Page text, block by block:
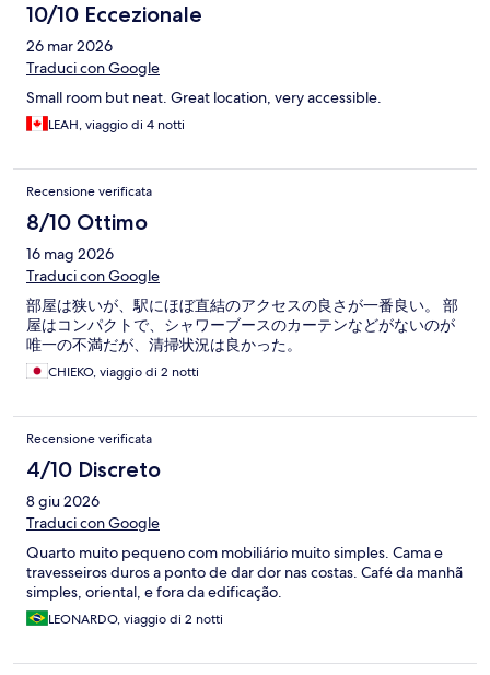
10/10 Eccezionale
26 mar 2026
Traduci con Google
Small room but neat. Great location, very accessible.
LEAH, viaggio di 4 notti
Recensione verificata
8/10 Ottimo
16 mag 2026
Traduci con Google
部屋は狭いが、駅にほぼ直結のアクセスの良さが一番良い。 部
屋はコンパクトで、シャワーブースのカーテンなどがないのが
唯一の不満だが、清掃状況は良かった。
CHIEKO, viaggio di 2 notti
Recensione verificata
4/10 Discreto
8 giu 2026
Traduci con Google
Quarto muito pequeno com mobiliário muito simples. Cama e
travesseiros duros a ponto de dar dor nas costas. Café da manhã
simples, oriental, e fora da edificação.
LEONARDO, viaggio di 2 notti